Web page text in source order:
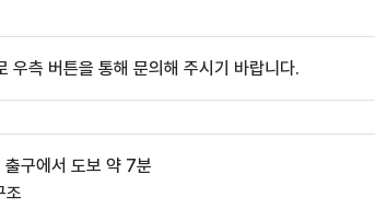
우측 버튼을 통해 문의해 주시기 바랍니다.
구에서 도보 약 7분
조